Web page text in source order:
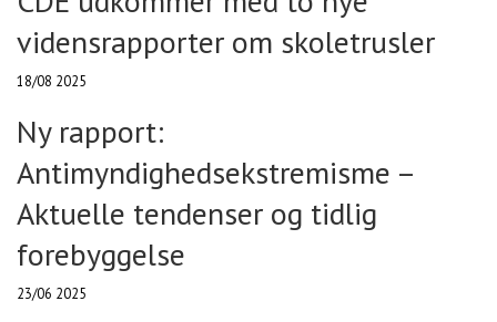
vidensrapporter om skoletrusler
18/08 2025
Ny rapport:
Antimyndighedsekstremisme –
Aktuelle tendenser og tidlig
forebyggelse
23/06 2025